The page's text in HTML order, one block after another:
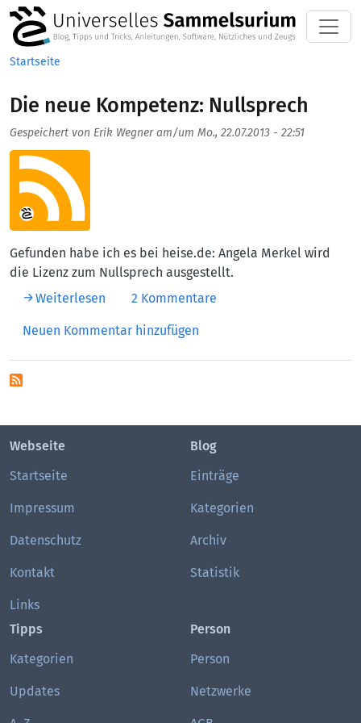
Direkt zum Inhalt
Startseite
Die neue Kompetenz: Nullsprech
Gespeichert von Erik Wegneram/um Mo., 22.07.2013 - 22:51
Aufmacherbild
Gefunden habe ich es bei heise.de: Angela Merkel wird
die Lizenz zum Nullsprech ausgestellt.
Weiterlesen über Die neue Kompetenz: Nullsprech
2 Kommentare
Neuen Kommentar hinzufügen
Webseite
Startseite
Impressum
Datenschutz
Kontakt
Links
Blog
Einträge
Kategorien
Archiv
Statistik
Tipps
Kategorien
Updates
Person
Person
Netzwerke